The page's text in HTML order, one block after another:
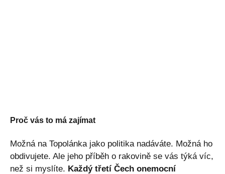
Proč vás to má zajímat
Možná na Topolánka jako politika nadáváte. Možná ho
obdivujete. Ale jeho příběh o rakovině se vás týká víc,
než si myslíte. Každý třetí Čech onemocní